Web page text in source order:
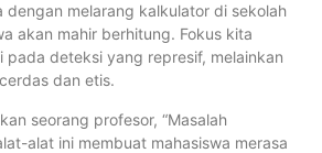
dengan melarang kalkulator di sekolah
akan mahir berhitung. Fokus kita
pada deteksi yang represif, melainkan
dan etis.
seorang profesor, “Masalah
alat ini membuat mahasiswa merasa